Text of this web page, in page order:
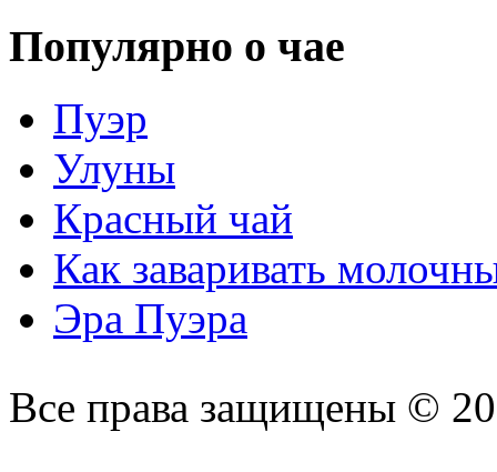
Популярно о чае
Пуэр
Улуны
Красный чай
Как заваривать
Эра Пуэра
Все права защищены ©